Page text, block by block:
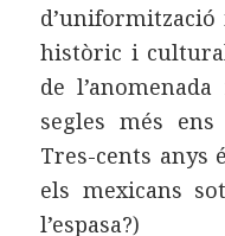
històric i
de
segles més
Tres-cents anys
els mexicans
l’espasa?)